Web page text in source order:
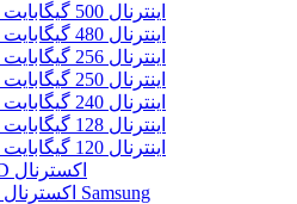
SSD اینترنال 500 گیگابایت
SSD اینترنال 480 گیگابایت
SSD اینترنال 256 گیگابایت
SSD اینترنال 250 گیگابایت
SSD اینترنال 240 گیگابایت
SSD اینترنال 128 گیگابایت
SSD اینترنال 120 گیگابایت
حافظه SSD اکسترنال
SSD اکسترنال Samsung